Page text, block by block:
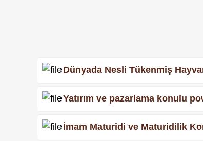
Dünyada Nesli Tükenmiş
Yatırım ve pazarlama konulu
İmam Maturidi ve Maturidilik